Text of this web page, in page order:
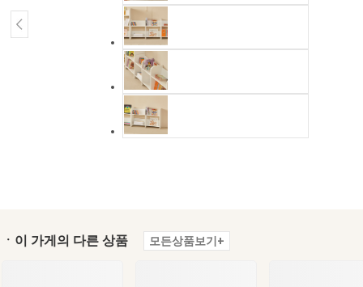
ㆍ이 가게의 다른 상품 모든상품보기+